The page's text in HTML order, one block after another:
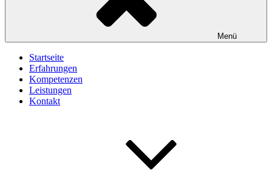
Menü
Startseite
Erfahrungen
Kompetenzen
Leistungen
Kontakt